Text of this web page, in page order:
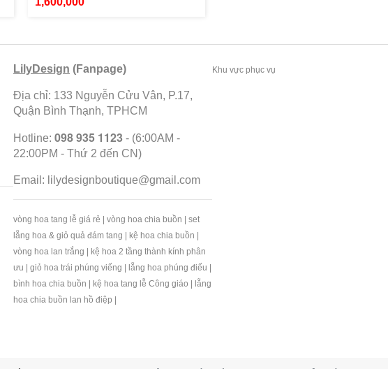
LilyDesign (Fanpage)
Địa chỉ: 133 Nguyễn Cửu Vân, P.17,
Quận Bình Thạnh, TPHCM
Hotline: 098 935 1123 - (6:00AM -
22:00PM - Thứ 2 đến CN)
Email: lilydesignboutique@gmail.com
vòng hoa tang lễ giá rẻ vòng hoa chia buồn
set
lẵng hoa & giỏ quả đám tang
kệ hoa chia buồn
vòng hoa lan trắng
kệ hoa 2 tầng thành kính phân
ưu
giỏ hoa trái phúng viếng lẵng hoa phúng điếu
bình hoa chia buồn
kệ hoa tang lễ Công giáo
lẵng
hoa chia buồn lan hồ điệp
Khu vực phục vụ